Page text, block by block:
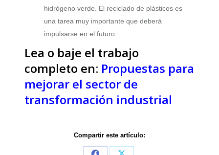
hidrógeno verde. El reciclado de plásticos es
una tarea muy importante que deberá
impulsarse en el futuro.
Lea o baje el trabajo
completo en: Propuestas para
mejorar el sector de
transformación industrial
Compartir este artículo: